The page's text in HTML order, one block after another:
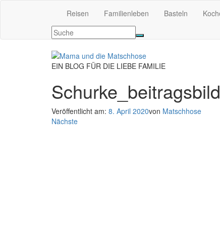
Reisen Familienleben Basteln
EIN BLOG FÜR DIE LIEBE FAMILIE
Schurke_beitragsbild
Veröffentlicht am: 8. April 2020von Matschhose
Nächste